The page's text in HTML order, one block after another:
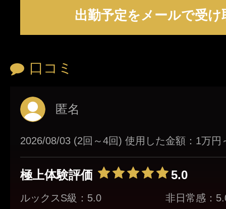
出勤予定をメールで受け
口コミ
匿名
2026/08/03 (2回～4回) 使用した金額：1万円
極上体験評価 5.0
ルックスS級：5.0
非日常感：